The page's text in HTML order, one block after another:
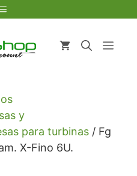
Menú
y
para turbinas / Fg
X-Fino 6U.